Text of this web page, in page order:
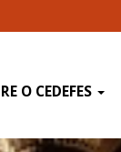
O CEDEFES